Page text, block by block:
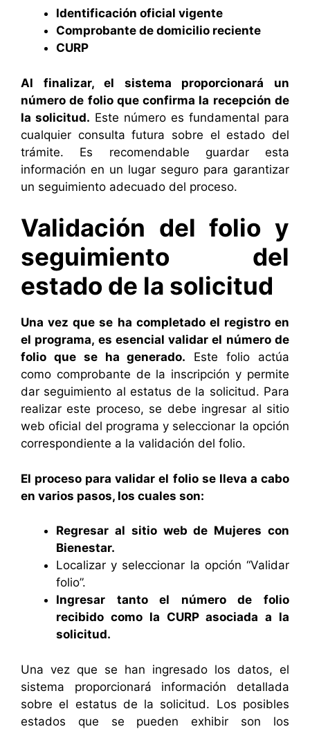
Identificación oficial vigente
Comprobante de domicilio reciente
CURP
Al finalizar, el sistema proporcionará un
número de folio que confirma la recepción de
la solicitud. Este número es fundamental para
cualquier consulta futura sobre el estado del
trámite. Es recomendable guardar esta
información en un lugar seguro para garantizar
un seguimiento adecuado del proceso.
Validación del folio y
seguimiento del
estado de la solicitud
Una vez que se ha completado el registro en
el programa, es esencial validar el número de
folio que se ha generado. Este folio actúa
como comprobante de la inscripción y permite
dar seguimiento al estatus de la solicitud. Para
realizar este proceso, se debe ingresar al sitio
web oficial del programa y seleccionar la opción
correspondiente a la validación del folio.
El proceso para validar el folio se lleva a cabo
en varios pasos, los cuales son:
Regresar al sitio web de Mujeres con
Bienestar.
Localizar y seleccionar la opción “Validar
folio”.
Ingresar tanto el número de folio
recibido como la CURP asociada a la
solicitud.
Una vez que se han ingresado los datos, el
sistema proporcionará información detallada
sobre el estatus de la solicitud. Los posibles
estados que se pueden exhibir son los